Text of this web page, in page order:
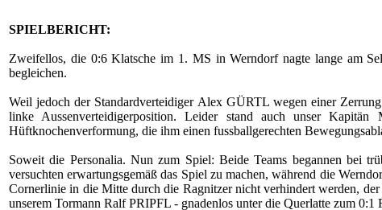
SPIELBERICHT:
Zweifellos, die 0:6 Klatsche im 1. MS in Werndorf nagte lange am
begleichen.
Weil jedoch der Standardverteidiger Alex GÜRTL wegen einer
linke Aussenverteidigerposition. Leider stand auch unser
Hüftknochenverformung, die ihm einen fussballgerechten
Soweit die Personalia. Nun zum Spiel: Beide Teams begannen bei
versuchten erwartungsgemäß das Spiel zu machen, während die
Cornerlinie in die Mitte durch die Ragnitzer nicht verhindert werden,
unserem Tormann Ralf PRIPFL - gnadenlos unter die Querlatte zum